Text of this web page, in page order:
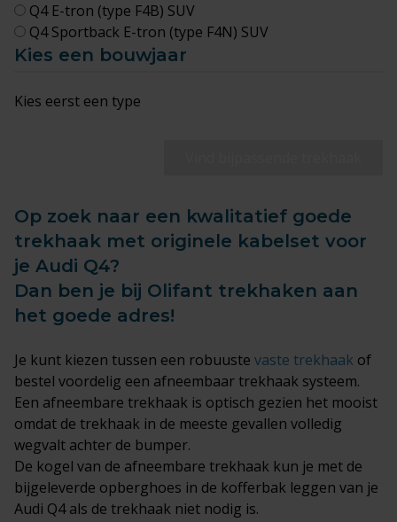
Q4 E-tron (type F4B) SUV
Q4 Sportback E-tron (type F4N) SUV
Kies een bouwjaar
Kies eerst een type
Op zoek naar een kwalitatief goede
trekhaak met originele kabelset voor
je Audi Q4?
Dan ben je bij Olifant trekhaken aan
het goede adres!
Je kunt kiezen tussen een robuuste vaste trekhaak of
bestel voordelig een afneembaar trekhaak systeem.
Een afneembare trekhaak is optisch gezien het mooist
omdat de trekhaak in de meeste gevallen volledig
wegvalt achter de bumper.
De kogel van de afneembare trekhaak kun je met de
bijgeleverde opberghoes in de kofferbak leggen van je
Audi Q4 als de trekhaak niet nodig is.